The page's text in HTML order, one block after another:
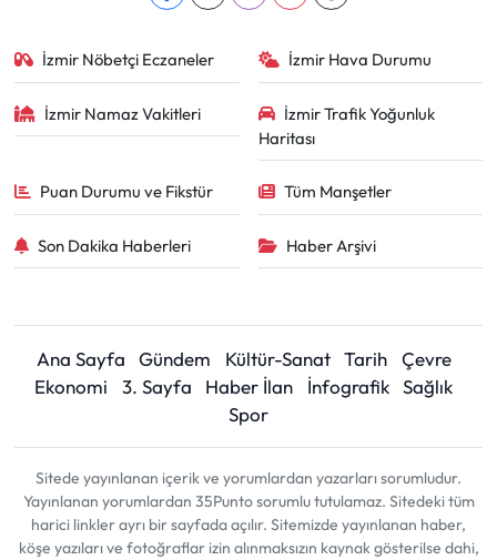
İzmir Nöbetçi Eczaneler İzmir Hava Durumu
İzmir Namaz Vakitleri
İzmir Trafik Yoğunluk
Haritası
Puan Durumu ve Fikstür Tüm Manşetler
Son Dakika Haberleri Haber Arşivi
Ana Sayfa Gündem Kültür-Sanat Tarih
Çevre
Ekonomi
3. Sayfa Haber İlan İnfografik Sağlık
Spor
Sitede yayınlanan içerik ve yorumlardan yazarları sorumludur.
Yayınlanan yorumlardan 35Punto sorumlu tutulamaz. Sitedeki tüm
harici linkler ayrı bir sayfada açılır. Sitemizde yayınlanan haber,
köşe yazıları ve fotoğraflar izin alınmaksızın kaynak gösterilse dahi,